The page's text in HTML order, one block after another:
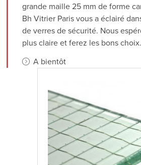
grande maille 25 mm de forme
Bh Vitrier Paris vous a éclairé
de verres de sécurité. Nous
plus claire et ferez les bons choix.
A bientôt